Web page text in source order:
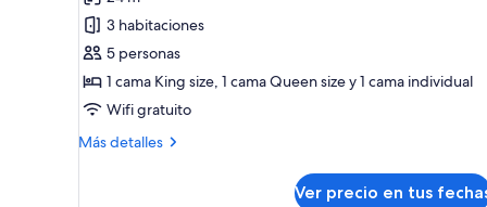
de
Three-
Bedroom
House-
1
Fairlie
3 habitaciones
5 personas
1 cama King size, 1 cama Queen size y 1 cama individual
Wifi gratuito
Más detalles
Más
Ver precio en tus